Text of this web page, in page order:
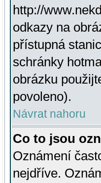
http://
odkazy na
přístupná
schránky
obrázku
povoleno).
Návrat nahoru
Co to jsou
Oznámení
nejdříve.